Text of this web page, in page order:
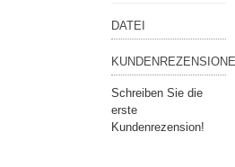
DATEI
Schreiben Sie die
erste
Kundenrezension!